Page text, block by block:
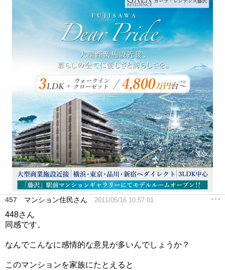
457 マンション住民さん 2011/05/16 10:57:01
448さん
同感です。
なんでこんなに感情的な意見が多いんでしょうか？
このマンションを家族にたとえると